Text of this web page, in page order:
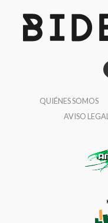
QUIÉNES SOMOS
AVISO LEGAL